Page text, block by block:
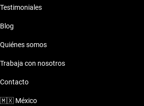
Testimoniales
Blog
Quiénes somos
Trabaja con nosotros
Contacto
🇲🇽 México